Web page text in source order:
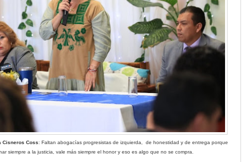
Cisneros Coss: Faltan abogacías progresistas de izquierda,
de honestidad y de entrega porque
siempre a la justicia, vale más siempre el honor y eso es algo que no se compra.